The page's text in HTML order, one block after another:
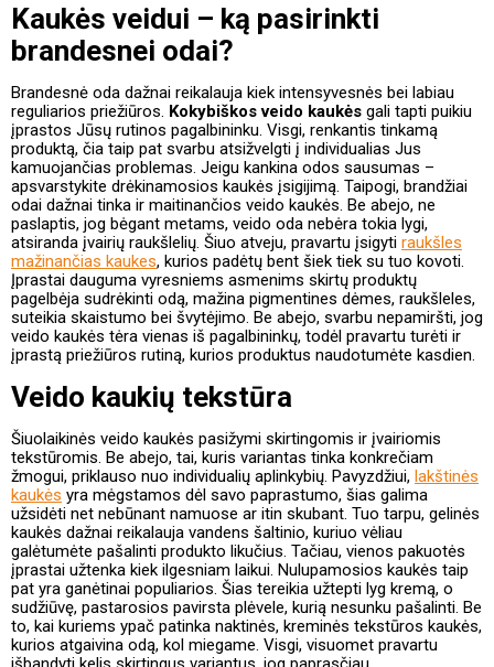
Kaukės veidui – ką pasirinkti
brandesnei odai?
Brandesnė oda dažnai reikalauja kiek intensyvesnės bei labiau
reguliarios priežiūros. Kokybiškos veido kaukės gali tapti puikiu
įprastos Jūsų rutinos pagalbininku. Visgi, renkantis tinkamą
produktą, čia taip pat svarbu atsižvelgti į individualias Jus
kamuojančias problemas. Jeigu kankina odos sausumas –
apsvarstykite drėkinamosios kaukės įsigijimą. Taipogi, brandžiai
odai dažnai tinka ir maitinančios veido kaukės. Be abejo, ne
paslaptis, jog bėgant metams, veido oda nebėra tokia lygi,
atsiranda įvairių raukšlelių. Šiuo atveju, pravartu įsigyti raukšles
mažinančias kaukes, kurios padėtų bent šiek tiek su tuo kovoti.
Įprastai dauguma vyresniems asmenims skirtų produktų
pagelbėja sudrėkinti odą, mažina pigmentines dėmes, raukšleles,
suteikia skaistumo bei švytėjimo. Be abejo, svarbu nepamiršti, jog
veido kaukės tėra vienas iš pagalbininkų, todėl pravartu turėti ir
įprastą priežiūros rutiną, kurios produktus naudotumėte kasdien.
Veido kaukių tekstūra
Šiuolaikinės veido kaukės pasižymi skirtingomis ir įvairiomis
tekstūromis. Be abejo, tai, kuris variantas tinka konkrečiam
žmogui, priklauso nuo individualių aplinkybių. Pavyzdžiui, lakštinės
kaukės yra mėgstamos dėl savo paprastumo, šias galima
užsidėti net nebūnant namuose ar itin skubant. Tuo tarpu, gelinės
kaukės dažnai reikalauja vandens šaltinio, kuriuo vėliau
galėtumėte pašalinti produkto likučius. Tačiau, vienos pakuotės
įprastai užtenka kiek ilgesniam laikui. Nulupamosios kaukės taip
pat yra ganėtinai populiarios. Šias tereikia užtepti lyg kremą, o
sudžiūvę, pastarosios pavirsta plėvele, kurią nesunku pašalinti. Be
to, kai kuriems ypač patinka naktinės, kreminės tekstūros kaukės,
kurios atgaivina odą, kol miegame. Visgi, visuomet pravartu